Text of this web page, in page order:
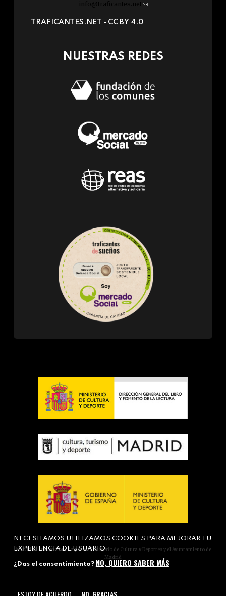
info@traficantes.net (link
e-
TRAFICANTES.NET - CC BY 4.0
NUESTRAS REDES
Actividad subvencionada por el Ministerio de Cultura y Deportes y el Ayuntamiento de
Madrid
NECESITAMOS UTILIZAMOS COOKIES PARA MEJORAR TU
EXPERIENCIA DE USUARIO
¿Das el consentimiento? NO, QUIERO SABER MÁS